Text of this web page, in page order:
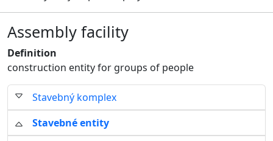
Stavebný komplex
Stavebné entity
Assembly facility
Definition
construction entity for groups of people